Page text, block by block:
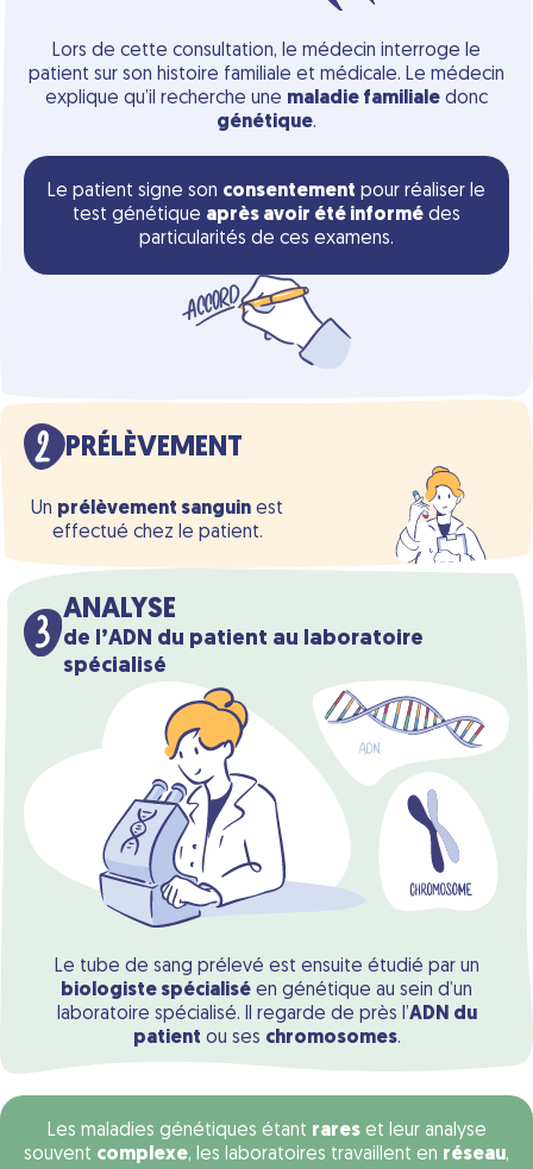
Lors de cette consultation, le médecin interroge le
patient sur son histoire familiale et médicale. Le médecin
explique qu’il recherche une maladie familiale donc
génétique.
Le patient signe son consentement pour réaliser le
test génétique après avoir été informé des
particularités de ces examens.
PRÉLÈVEMENT
Un prélèvement sanguin est
effectué chez le patient.
ANALYSE
de l’ADN du patient au laboratoire
spécialisé
Le tube de sang prélevé est ensuite étudié par un
biologiste spécialisé en génétique au sein d’un
laboratoire spécialisé. Il regarde de près l’ADN du
patient ou ses chromosomes.
Les maladies génétiques étant rareset leur analyse
souvent complexe, les laboratoires travaillent en réseau,